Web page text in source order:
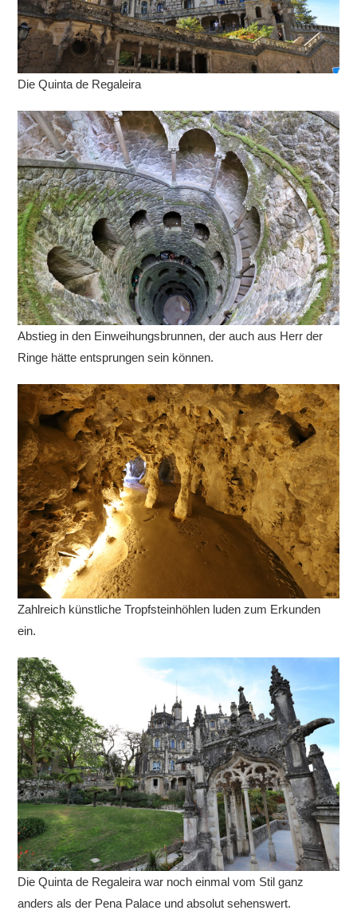
Die Quinta de Regaleira
Abstieg in den Einweihungsbrunnen, der auch aus Herr der
Ringe hätte entsprungen sein können.
Zahlreich künstliche Tropfsteinhöhlen luden zum Erkunden
ein.
Die Quinta de Regaleira war noch einmal vom Stil ganz
anders als der Pena Palace und absolut sehenswert.